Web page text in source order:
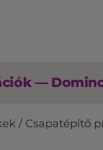
—
/ Csapatépítő